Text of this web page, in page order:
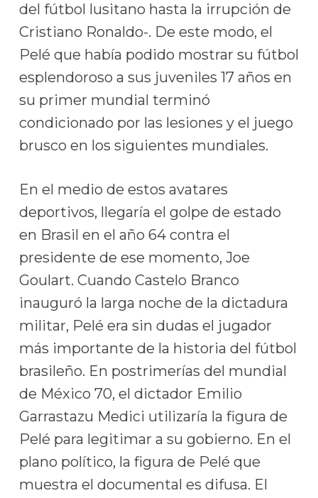
del fútbol lusitano hasta la irrupción de
Cristiano Ronaldo-. De este modo, el
Pelé que había podido mostrar su fútbol
esplendoroso a sus juveniles 17 años en
su primer mundial terminó
condicionado por las lesiones y el juego
brusco en los siguientes mundiales.
En el medio de estos avatares
deportivos, llegaría el golpe de estado
en Brasil en el año 64 contra el
presidente de ese momento, Joe
Goulart. Cuando Castelo Branco
inauguró la larga noche de la dictadura
militar, Pelé era sin dudas el jugador
más importante de la historia del fútbol
brasileño. En postrimerías del mundial
de México 70, el dictador Emilio
Garrastazu Medici utilizaría la figura de
Pelé para legitimar a su gobierno. En el
plano político, la figura de Pelé que
muestra el documental es difusa. El